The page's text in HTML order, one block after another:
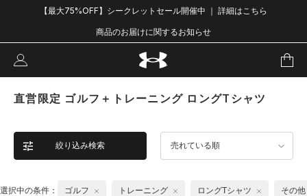
【最大75%OFF】シークレットセール開催中 ｜ 詳細はこちら
商品のお届けに関するお知らせ
直営限定 ゴルフ＋トレーニング ロングTシャツ
絞り込み検索 売れている順
選択中の条件： ゴルフ トレーニング ロングTシャツ その他